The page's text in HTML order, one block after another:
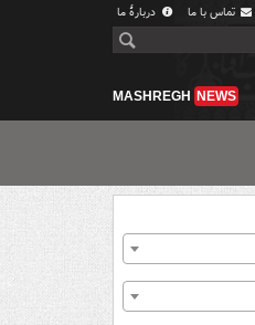
تماس با ما دربارهٔ ما
MASHREGH NEWS